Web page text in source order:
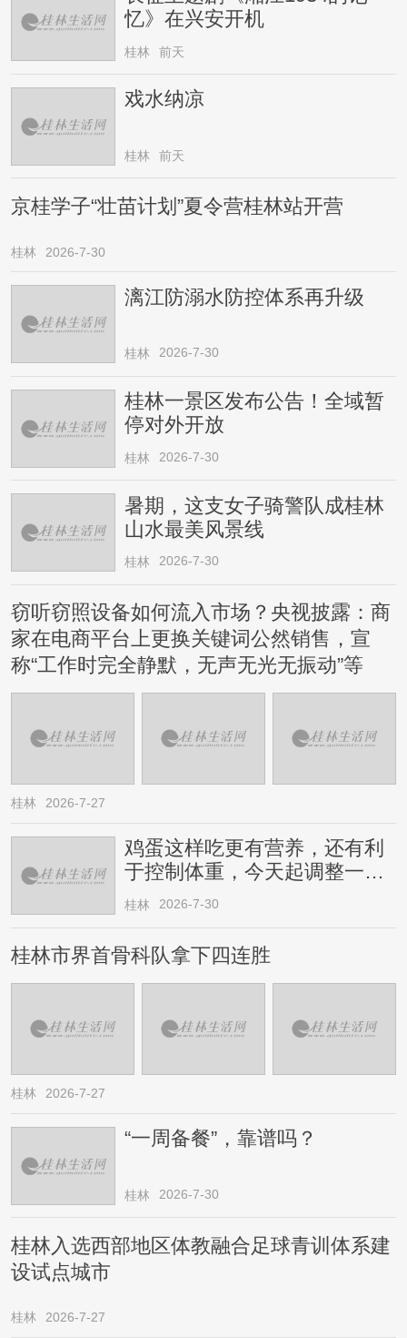
忆》在兴安开机
桂林 前天
戏水纳凉
桂林 前天
京桂学子“壮苗计划”夏令营桂林站开营
桂林 2026-7-30
漓江防溺水防控体系再升级
桂林 2026-7-30
桂林一景区发布公告！全域暂
停对外开放
桂林 2026-7-30
暑期，这支女子骑警队成桂林
山水最美风景线
桂林 2026-7-30
窃听窃照设备如何流入市场？央视披露：商
家在电商平台上更换关键词公然销售，宣
称“工作时完全静默，无声无光无振动”等
桂林 2026-7-27
鸡蛋这样吃更有营养，还有利
于控制体重，今天起调整一下
→
桂林 2026-7-30
桂林市界首骨科队拿下四连胜
桂林 2026-7-27
“一周备餐”，靠谱吗？
桂林 2026-7-30
桂林入选西部地区体教融合足球青训体系建
设试点城市
桂林 2026-7-27